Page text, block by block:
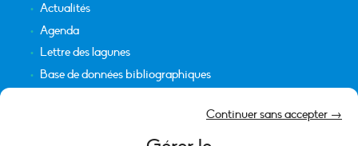
Continuer sans accepter →
Actualités
Agenda
Lettre des lagunes
Base de données bibliographiques